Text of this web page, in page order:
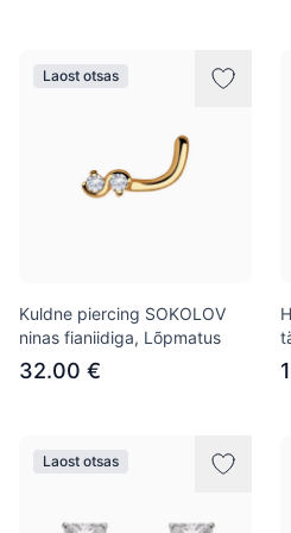
Laost otsas
Kuldne piercing SOKOLOV
ninas fianiidiga, Lõpmatus
32.00 €
Laost otsas